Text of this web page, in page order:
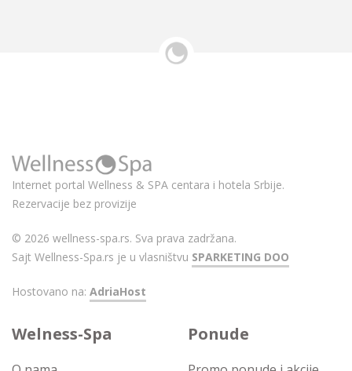
Internet portal Wellness & SPA centara i hotela Srbije.
Rezervacije bez provizije
© 2026 wellness-spa.rs. Sva prava zadržana.
Sajt Wellness-Spa.rs je u vlasništvu SPARKETING DOO
Hostovano na: AdriaHost
Welness-Spa Ponude